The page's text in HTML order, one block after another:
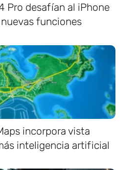
Pro desafían al iPhone
funciones
incorpora vista
inteligencia artificial